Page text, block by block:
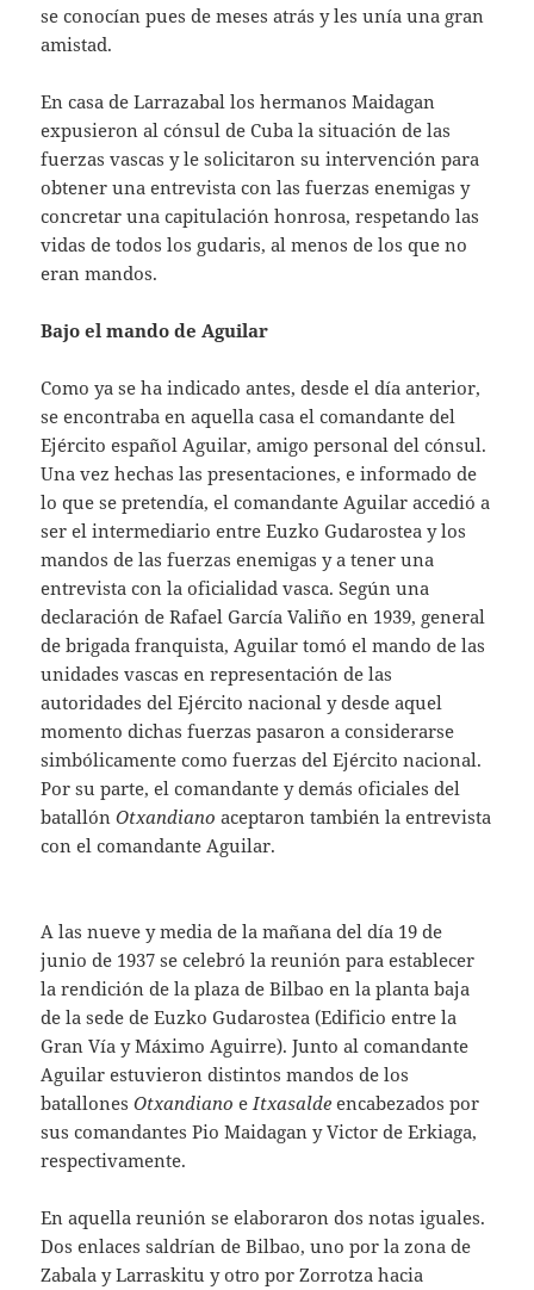
se conocían pues de meses atrás y les unía una gran
amistad.
En casa de Larrazabal los hermanos Maidagan
expusieron al cónsul de Cuba la situación de las
fuerzas vascas y le solicitaron su intervención para
obtener una entrevista con las fuerzas enemigas y
concretar una capitulación honrosa, respetando las
vidas de todos los gudaris, al menos de los que no
eran mandos.
Bajo el mando de Aguilar
Como ya se ha indicado antes, desde el día anterior,
se encontraba en aquella casa el comandante del
Ejército español Aguilar, amigo personal del cónsul.
Una vez hechas las presentaciones, e informado de
lo que se pretendía, el comandante Aguilar accedió a
ser el intermediario entre Euzko Gudarostea y los
mandos de las fuerzas enemigas y a tener una
entrevista con la oficialidad vasca. Según una
declaración de Rafael García Valiño en 1939, general
de brigada franquista, Aguilar tomó el mando de las
unidades vascas en representación de las
autoridades del Ejército nacional y desde aquel
momento dichas fuerzas pasaron a considerarse
simbólicamente como fuerzas del Ejército nacional.
Por su parte, el comandante y demás oficiales del
batallónOtxandiano aceptaron también la entrevista
con el comandante Aguilar.
A las nueve y media de la mañana del día 19 de
junio de 1937 se celebró la reunión para establecer
la rendición de la plaza de Bilbao en la planta baja
de la sede de Euzko Gudarostea (Edificio entre la
Gran Vía y Máximo Aguirre). Junto al comandante
Aguilar estuvieron distintos mandos de los
batallonesOtxandiano eItxasalde encabezados por
sus comandantes Pio Maidagan y Victor de Erkiaga,
respectivamente.
En aquella reunión se elaboraron dos notas iguales.
Dos enlaces saldrían de Bilbao, uno por la zona de
Zabala y Larraskitu y otro por Zorrotza hacia